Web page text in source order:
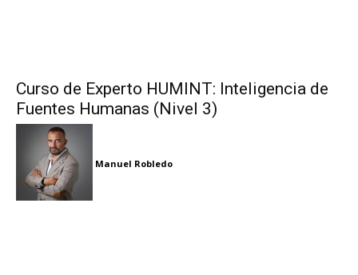
Curso de Experto HUMINT: Inteligencia de
Fuentes Humanas (Nivel 3)
Manuel Robledo